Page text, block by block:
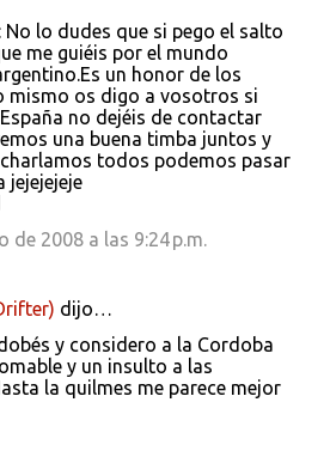
No lo dudes que si pego el salto
me guiéis por el mundo
un honor de los
mismo os digo a vosotros si
no dejéis de contactar
una buena timba juntos y
todos podemos pasar
jejejejeje
de 2008 a las 9:24 p.m.
dijo…
y considero a la Cordoba
y un insulto a las
la quilmes me parece mejor